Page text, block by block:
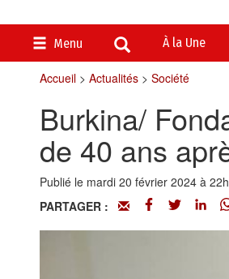
Menu À la Une
Accueil> Actualités> Société
Burkina/
de 40 ans
Publié le mardi 20 février 2024 à
PARTAGER :